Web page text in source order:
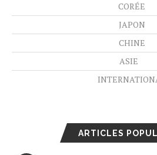
CORÉE
JAPON
CHINE
ASIE
ARTICLES